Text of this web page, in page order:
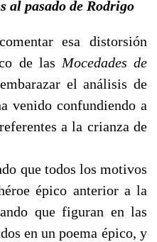
al pasado de Rodrigo
esa distorsión
de las Mocedades de
el análisis de
venido confundiendo a
a la crianza de
que todos los motivos
épico anterior a la
que figuran en las
en un poema épico, y